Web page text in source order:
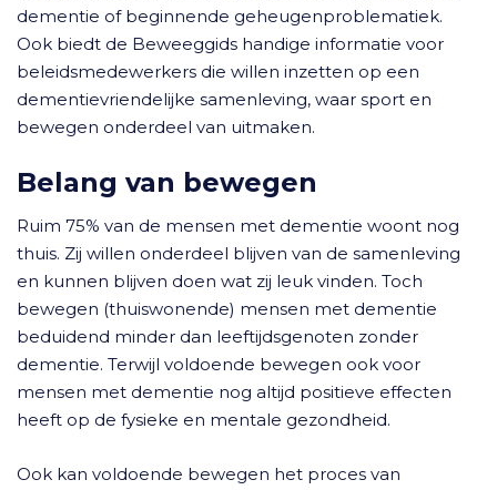
dementie of beginnende geheugenproblematiek.
Ook biedt de Beweeggids handige informatie voor
beleidsmedewerkers die willen inzetten op een
dementievriendelijke samenleving, waar sport en
bewegen onderdeel van uitmaken.
Belang van bewegen
Ruim 75% van de mensen met dementie woont nog
thuis. Zij willen onderdeel blijven van de samenleving
en kunnen blijven doen wat zij leuk vinden. Toch
bewegen (thuiswonende) mensen met dementie
beduidend minder dan leeftijdsgenoten zonder
dementie. Terwijl voldoende bewegen ook voor
mensen met dementie nog altijd positieve effecten
heeft op de fysieke en mentale gezondheid.
Ook kan voldoende bewegen het proces van